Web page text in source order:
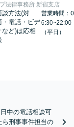
法律事務所 新宿支店
談方法(対
・電話・ビデ
など)は応相
営業時間：0
6:30~22:00
（平日）
中の電話相談可
ら刑事事件担当の